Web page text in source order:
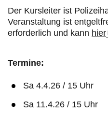
Der Kursleiter ist
Veranstaltung ist
erforderlich und kann hier
Termine:
Sa 4.4.26 / 15 Uhr
Sa 11.4.26 / 15 Uhr